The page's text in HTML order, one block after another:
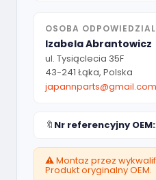
OSOBA
Izabela Abrantowicz
ul. Tysiąclecia 35F
43-241 Łąka, Polska
japannparts@gmail.com
🔖 Nr referencyjny OEM:
⚠️ Montaz przez
Produkt oryginalny OEM.